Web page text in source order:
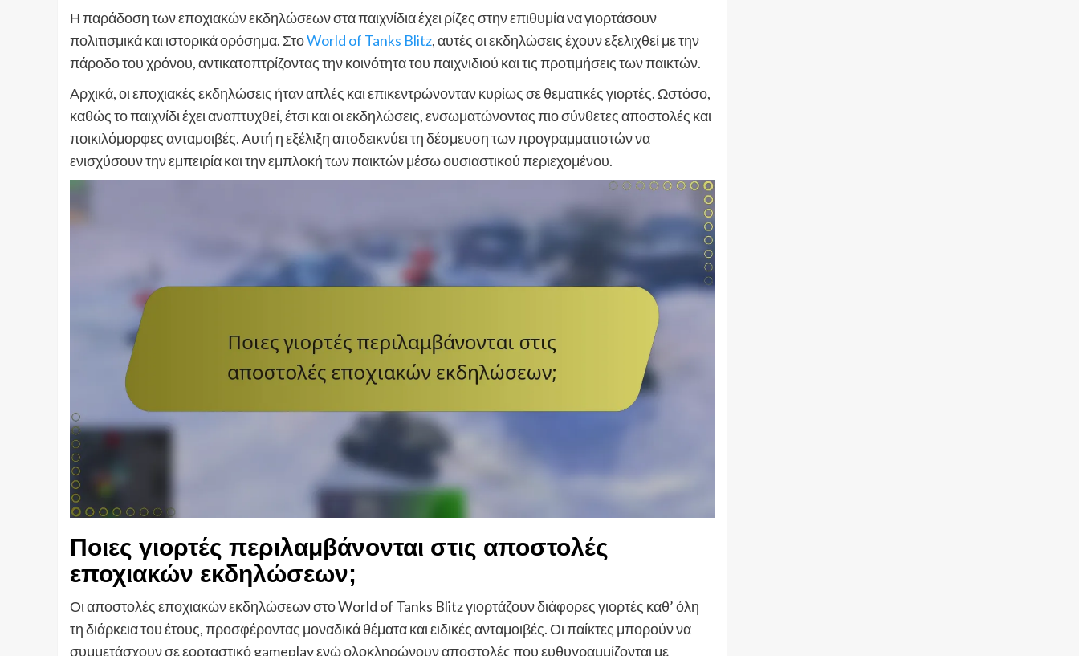
Η παράδοση των εποχιακών εκδηλώσεων στα παιχνίδια έχει ρίζες στην επιθυμία να γιορτάσουν
πολιτισμικά και ιστορικά ορόσημα. ΣτοWorld of Tanks Blitz, αυτές οι εκδηλώσεις έχουν εξελιχθεί με την
πάροδο του χρόνου, αντικατοπτρίζοντας την κοινότητα του παιχνιδιού και τις προτιμήσεις των παικτών.
Αρχικά, οι εποχιακές εκδηλώσεις ήταν απλές και επικεντρώνονταν κυρίως σε θεματικές γιορτές. Ωστόσο,
καθώς το παιχνίδι έχει αναπτυχθεί, έτσι και οι εκδηλώσεις, ενσωματώνοντας πιο σύνθετες αποστολές και
ποικιλόμορφες ανταμοιβές. Αυτή η εξέλιξη αποδεικνύει τη δέσμευση των προγραμματιστών να
ενισχύσουν την εμπειρία και την εμπλοκή των παικτών μέσω ουσιαστικού περιεχομένου.
Ποιες γιορτές περιλαμβάνονται στις αποστολές
εποχιακών εκδηλώσεων;
Οι αποστολές εποχιακών εκδηλώσεων στο World of Tanks Blitz γιορτάζουν διάφορες γιορτές καθ’ όλη
τη διάρκεια του έτους, προσφέροντας μοναδικά θέματα και ειδικές ανταμοιβές. Οι παίκτες μπορούν να
συμμετάσχουν σε εορταστικό gameplay ενώ ολοκληρώνουν αποστολές που ευθυγραμμίζονται με